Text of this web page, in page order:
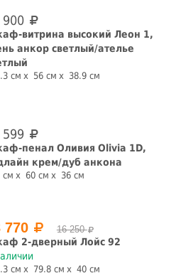
900
витрина высокий Леон 1,
анкор светлый/ателье
см 56 см 38.9 см
599
пенал Оливия Olivia 1D,
крем/дуб анкона
см 60 см 36 см
770 16 250
2-дверный Лойс 92
см 79.8 см 40 см